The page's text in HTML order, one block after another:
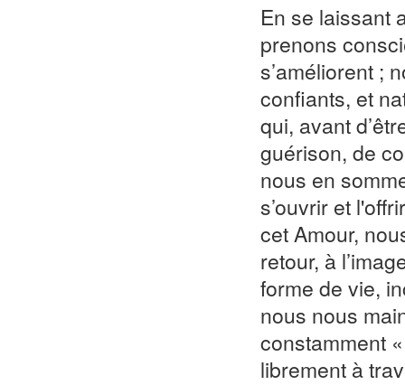
En se laissant
prenons
s’améliorent ;
confiants, et
qui, avant
guérison, de
nous en
s’ouvrir et
cet Amour,
retour, à
forme de vie,
nous nous
constamment
librement à